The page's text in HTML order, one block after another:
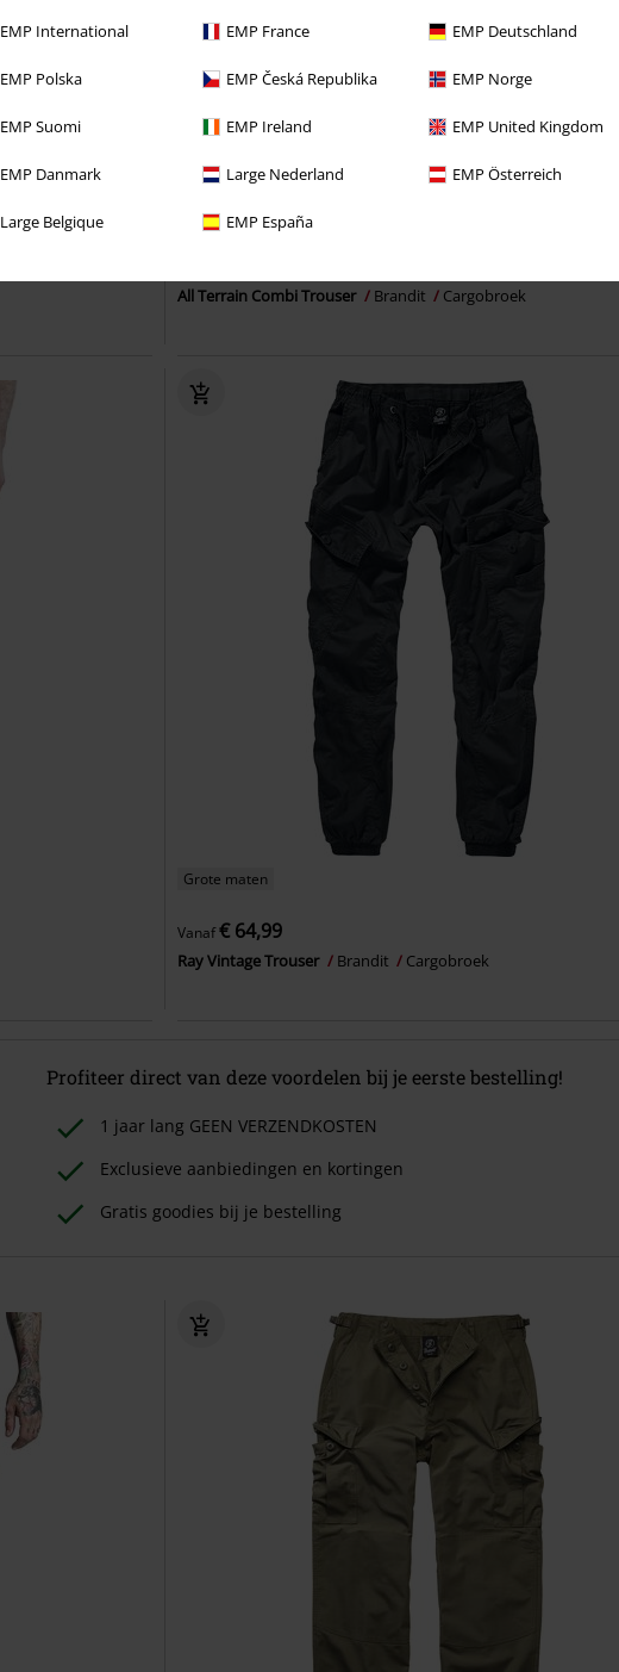
EMP International EMP France EMP Deutschland
EMP Polska EMP Česká Republika EMP Norge
EMP Suomi EMP Ireland EMP United Kingdom
EMP Danmark Large Nederland EMP Österreich
Large Belgique EMP España
Bijna uitverkocht
All Terrain Combi Trouser Brandit Cargobroek
Grote maten
Vanaf€ 64,99
Ray Vintage Trouser Brandit Cargobroek
Profiteer direct van deze voordelen bij je eerste bestelling!
1 jaar lang GEEN VERZENDKOSTEN
Exclusieve aanbiedingen en kortingen
Gratis goodies bij je bestelling